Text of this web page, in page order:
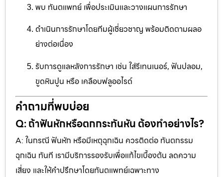
พบ ทันตแพทย์ เพื่อประเมินและวางแผนการรักษา
ดำเนินการรักษาโดยทีมผู้เชี่ยวชาญ พร้อมติดตามผลอ
ย่างต่อเนื่อง
รับการดูแลหลังการรักษา เช่น ใส่รีเทนเนอร์, ฟันปลอม,
ขูดหินปูน หรือ เคลือบฟลูออไรด์
คำถามที่พบบ่อย
Q: ถ้าฟันหักหรือตกกระทันหัน ต้องทำอย่างไร?
A: ในกรณี ฟันหัก หรือมีเหตุฉุกเฉิน ควรติดต่อ ทันตกรรม
ฉุกเฉิน ทันที เรามีบริการรองรับเพื่อแก้ไขเบื้องต้น ลดความ
เสี่ยง และให้คำปรึกษาโดยทันตแพทย์เฉพาะทาง